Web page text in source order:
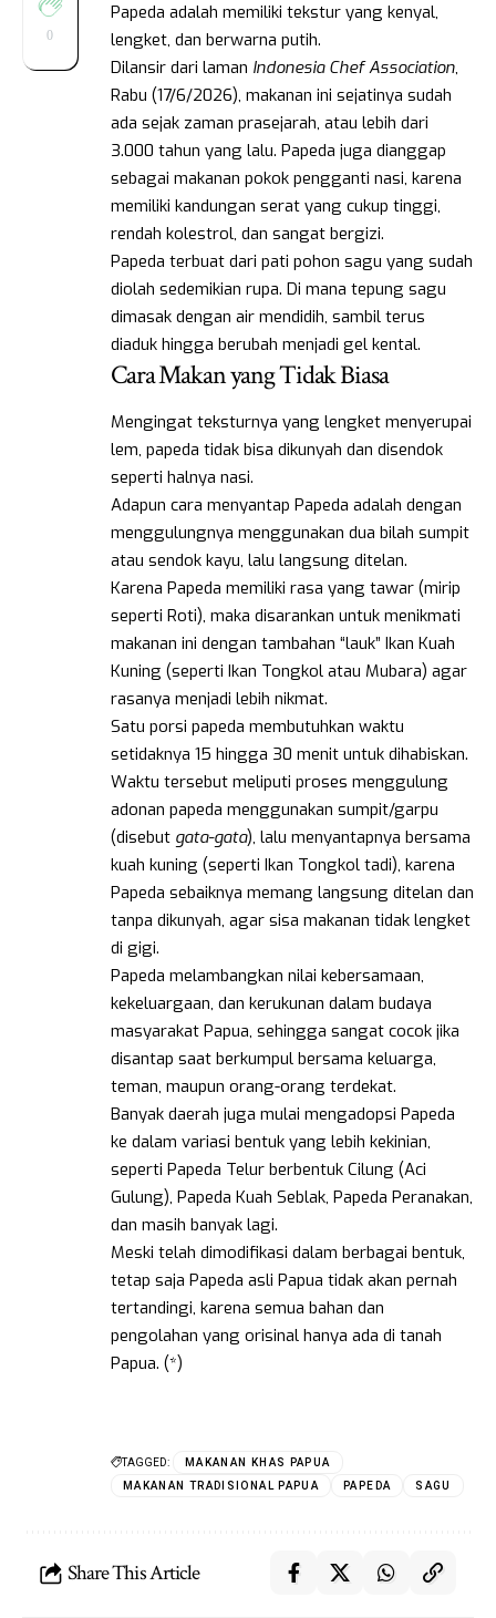
0
Papeda adalah memiliki tekstur yang kenyal,
lengket, dan berwarna putih.
Dilansir dari laman Indonesia Chef Association,
Rabu (17/6/2026), makanan ini sejatinya sudah
ada sejak zaman prasejarah, atau lebih dari
3.000 tahun yang lalu. Papeda juga dianggap
sebagai makanan pokok pengganti nasi, karena
memiliki kandungan serat yang cukup tinggi,
rendah kolestrol, dan sangat bergizi.
Papeda terbuat dari pati pohon sagu yang sudah
diolah sedemikian rupa. Di mana tepung sagu
dimasak dengan air mendidih, sambil terus
diaduk hingga berubah menjadi gel kental.
Cara Makan yang Tidak Biasa
Mengingat teksturnya yang lengket menyerupai
lem, papeda tidak bisa dikunyah dan disendok
seperti halnya nasi.
Adapun cara menyantap Papeda adalah dengan
menggulungnya menggunakan dua bilah sumpit
atau sendok kayu, lalu langsung ditelan.
Karena Papeda memiliki rasa yang tawar (mirip
seperti Roti), maka disarankan untuk menikmati
makanan ini dengan tambahan “lauk” Ikan Kuah
Kuning (seperti Ikan Tongkol atau Mubara) agar
rasanya menjadi lebih nikmat.
Satu porsi papeda membutuhkan waktu
setidaknya 15 hingga 30 menit untuk dihabiskan.
Waktu tersebut meliputi proses menggulung
adonan papeda menggunakan sumpit/garpu
(disebut gata-gata), lalu menyantapnya bersama
kuah kuning (seperti Ikan Tongkol tadi), karena
Papeda sebaiknya memang langsung ditelan dan
tanpa dikunyah, agar sisa makanan tidak lengket
di gigi.
Papeda melambangkan nilai kebersamaan,
kekeluargaan, dan kerukunan dalam budaya
masyarakat Papua, sehingga sangat cocok jika
disantap saat berkumpul bersama keluarga,
teman, maupun orang-orang terdekat.
Banyak daerah juga mulai mengadopsi Papeda
ke dalam variasi bentuk yang lebih kekinian,
seperti Papeda Telur berbentuk Cilung (Aci
Gulung), Papeda Kuah Seblak, Papeda Peranakan,
dan masih banyak lagi.
Meski telah dimodifikasi dalam berbagai bentuk,
tetap saja Papeda asli Papua tidak akan pernah
tertandingi, karena semua bahan dan
pengolahan yang orisinal hanya ada di tanah
Papua. (*)
TAGGED:
MAKANAN KHAS PAPUA
MAKANAN TRADISIONAL PAPUA
PAPEDA SAGU
Share This Article